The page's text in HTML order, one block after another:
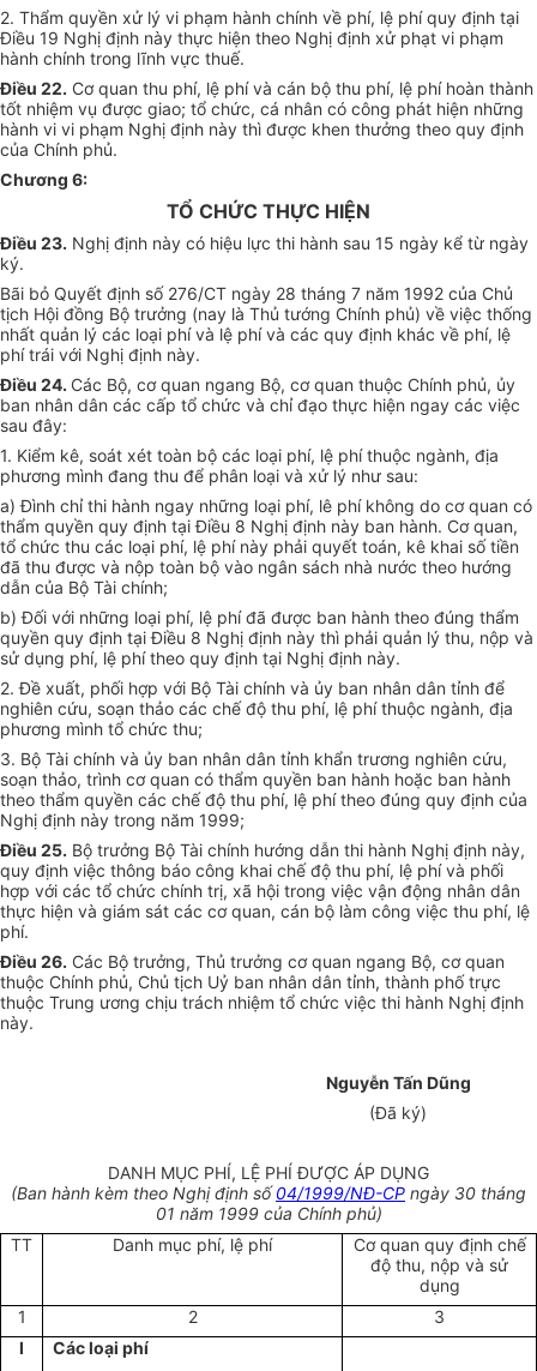
2. Thẩm quyền xử lý vi phạm hành chính về phí, lệ phí quy định tại
Điều 19 Nghị định này thực hiện theo Nghị định xử phạt vi phạm
hành chính trong lĩnh vực thuế.
Điều 22. Cơ quan thu phí, lệ phí và cán bộ thu phí, lệ phí hoàn thành
tốt nhiệm vụ được giao; tổ chức, cá nhân có công phát hiện những
hành vi vi phạm Nghị định này thì được khen thưởng theo quy định
của Chính phủ.
Chương 6:
TỔ CHỨC THỰC HIỆN
Điều 23. Nghị định này có hiệu lực thi hành sau 15 ngày kể từ ngày
ký.
Bãi bỏ Quyết định số 276/CT ngày 28 tháng 7 năm 1992 của Chủ
tịch Hội đồng Bộ trưởng (nay là Thủ tướng Chính phủ) về việc thống
nhất quản lý các loại phí và lệ phí và các quy định khác về phí, lệ
phí trái với Nghị định này.
Điều 24. Các Bộ, cơ quan ngang Bộ, cơ quan thuộc Chính phủ, ủy
ban nhân dân các cấp tổ chức và chỉ đạo thực hiện ngay các việc
sau đây:
1. Kiểm kê, soát xét toàn bộ các loại phí, lệ phí thuộc ngành, địa
phương mình đang thu để phân loại và xử lý như sau:
a) Đình chỉ thi hành ngay những loại phí, lê phí không do cơ quan có
thẩm quyền quy định tại Điều 8 Nghị định này ban hành. Cơ quan,
tổ chức thu các loại phí, lệ phí này phải quyết toán, kê khai số tiền
đã thu được và nộp toàn bộ vào ngân sách nhà nước theo hướng
dẫn của Bộ Tài chính;
b) Đối với những loại phí, lệ phí đã được ban hành theo đúng thẩm
quyền quy định tại Điều 8 Nghị định này thì phải quản lý thu, nộp và
sử dụng phí, lệ phí theo quy định tại Nghị định này.
2. Đề xuất, phối hợp với Bộ Tài chính và ủy ban nhân dân tỉnh để
nghiên cứu, soạn thảo các chế độ thu phí, lệ phí thuộc ngành, địa
phương mình tổ chức thu;
3. Bộ Tài chính và ủy ban nhân dân tỉnh khẩn trương nghiên cứu,
soạn thảo, trình cơ quan có thẩm quyền ban hành hoặc ban hành
theo thẩm quyền các chế độ thu phí, lệ phí theo đúng quy định của
Nghị định này trong năm 1999;
Điều 25. Bộ trưởng Bộ Tài chính hướng dẫn thi hành Nghị định này,
quy định việc thông báo công khai chế độ thu phí, lệ phí và phối
hợp với các tổ chức chính trị, xã hội trong việc vận động nhân dân
thực hiện và giám sát các cơ quan, cán bộ làm công việc thu phí, lệ
phí.
Điều 26. Các Bộ trưởng, Thủ trưởng cơ quan ngang Bộ, cơ quan
thuộc Chính phủ, Chủ tịch Uỷ ban nhân dân tỉnh, thành phố trực
thuộc Trung ương chịu trách nhiệm tổ chức việc thi hành Nghị định
này.
Nguyễn Tấn Dũng
(Đã ký)
DANH MỤC PHÍ, LỆ PHÍ ĐƯỢC ÁP DỤNG
(Ban hành kèm theo Nghị định số04/1999/NĐ-CP ngày 30 tháng
01 năm 1999 của Chính phủ)
TT
Danh mục phí, lệ phí
Cơ quan quy định chế
độ thu, nộp và sử
dụng
1
2
3
I
Các loại phí